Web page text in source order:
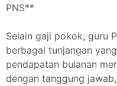
PNS**
Selain gaji pokok, guru
berbagai tunjangan
pendapatan bulanan
dengan tanggung